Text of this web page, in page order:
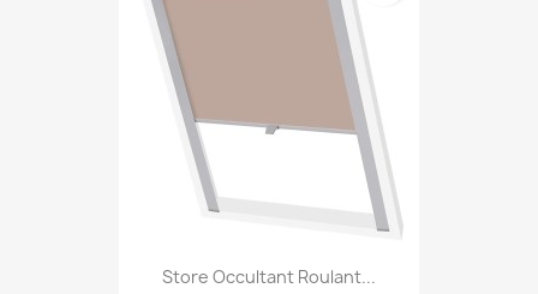
Store Occultant Roulant...